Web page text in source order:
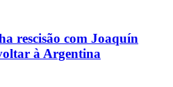
rescisão com Joaquín
à Argentina